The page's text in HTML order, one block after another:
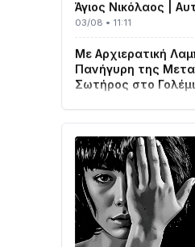
03/08 • 11:11
Πανήγυρη της
Σωτήρος στο Γολέμι
03/08 • 07:45
οχήματα
02/08 • 18:26
Διαβάστε την
κυκλοφορεί
31/07 • 08:16